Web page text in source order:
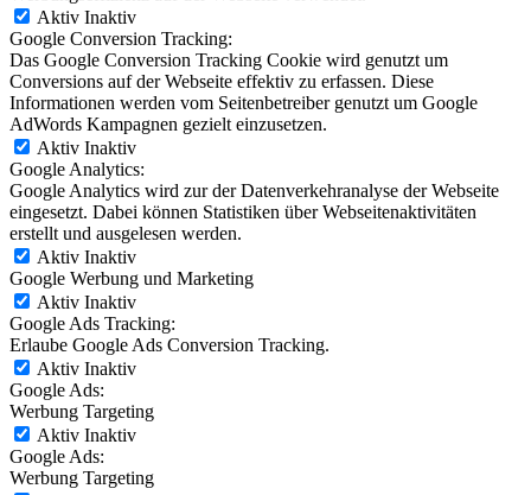
Aktiv Inaktiv
Google Conversion Tracking:
Das Google Conversion Tracking Cookie wird genutzt um
Conversions auf der Webseite effektiv zu erfassen. Diese
Informationen werden vom Seitenbetreiber genutzt um Google
AdWords Kampagnen gezielt einzusetzen.
Aktiv Inaktiv
Google Analytics:
Google Analytics wird zur der Datenverkehranalyse der Webseite
eingesetzt. Dabei können Statistiken über Webseitenaktivitäten
erstellt und ausgelesen werden.
Aktiv Inaktiv
Google Werbung und Marketing
Aktiv Inaktiv
Google Ads Tracking:
Erlaube Google Ads Conversion Tracking.
Aktiv Inaktiv
Google Ads:
Werbung Targeting
Aktiv Inaktiv
Google Ads:
Werbung Targeting